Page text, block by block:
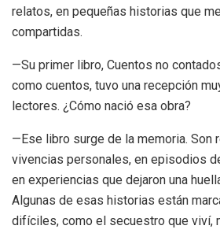
relatos, en pequeñas historias que
compartidas.
—Su primer libro, Cuentos no
como cuentos, tuvo una recepción
lectores. ¿Cómo nació esa obra?
—Ese libro surge de la memoria. Son
vivencias personales, en episodios
en experiencias que dejaron una
Algunas de esas historias están
difíciles, como el secuestro que viví,